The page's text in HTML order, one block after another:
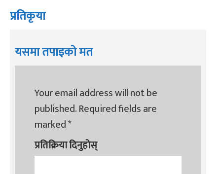
प्रतिकृया
यसमा तपाइको मत
Your email address will not be
published.Required fields are
marked*
प्रतिक्रिया दिनुहोस्